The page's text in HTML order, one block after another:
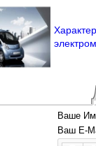
Ваше
Ваш E-